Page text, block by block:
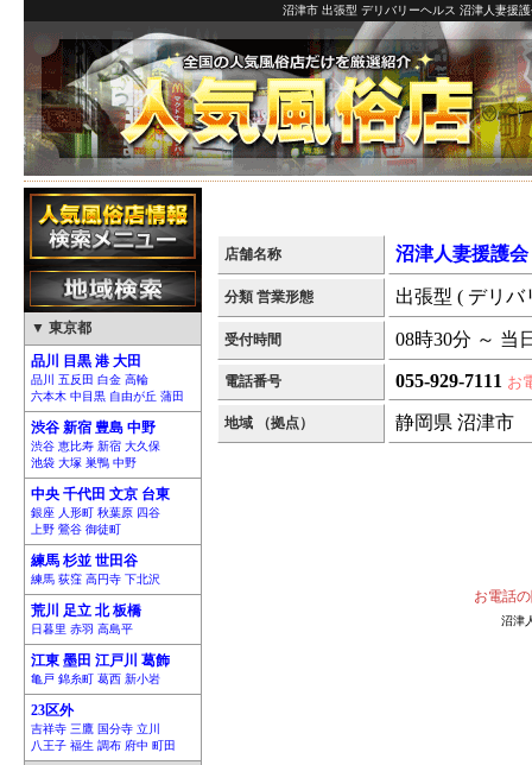
沼津市 出張型 デリバリーヘルス 沼津人妻援
▼ 東京都
品川 目黒 港 大田
品川 五反田 白金 高輪
六本木 中目黒 自由が丘 蒲田
渋谷 新宿 豊島 中野
渋谷 恵比寿 新宿 大久保
池袋 大塚 巣鴨 中野
中央 千代田 文京 台東
銀座 人形町 秋葉原 四谷
上野 鶯谷 御徒町
練馬 杉並 世田谷
練馬 荻窪 高円寺 下北沢
荒川 足立 北 板橋
日暮里 赤羽 高島平
江東 墨田 江戸川 葛飾
亀戸 錦糸町 葛西 新小岩
23区外
吉祥寺 三鷹 国分寺 立川
八王子 福生 調布 府中 町田
店舗名称 沼津人妻援護会
分類 営業形態 出張型 ( デリバ
受付時間 08時30分 ～ 当
電話番号 055-929-7111 お
地域 （拠点） 静岡県 沼津市
お電話
沼津